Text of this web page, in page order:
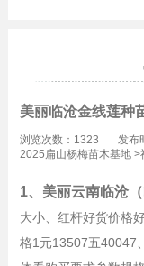
美丽临沧金线莲种
浏览次数：1323
发布
2025扁山杨梅苗木基地>
1、美丽云南临沧
大小、红杆好货价格
格1元13507五40047